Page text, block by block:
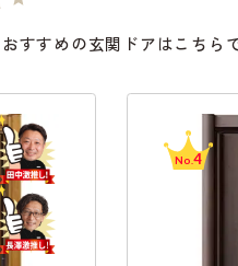
すすめの玄関ドアはこちら